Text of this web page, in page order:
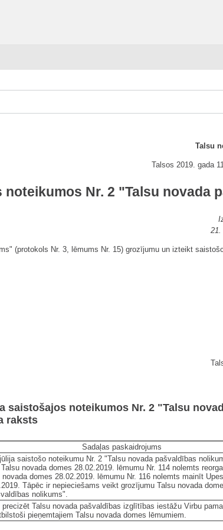
Talsu
Talsos 2019. gada
Nr. 2 "Talsu novada
21.
(protokols Nr. 3, lēmums Nr. 15) grozījumu un izteikt
saistošajos noteikumos Nr. 2 "Talsu
raksts
Sadaļas paskaidrojums
saistošo noteikumu Nr. 2 "Talsu novada pašvaldības
novada domes 28.02.2019. lēmumu Nr. 114 nolemts
domes 28.02.2019. lēmumu Nr. 116 nolemts mainīt
Tāpēc ir nepieciešams veikt grozījumu Talsu novada
nolikums".
Talsu novada pašvaldības izglītības iestāžu Virbu
pieņemtajiem Talsu novada domes lēmumiem.